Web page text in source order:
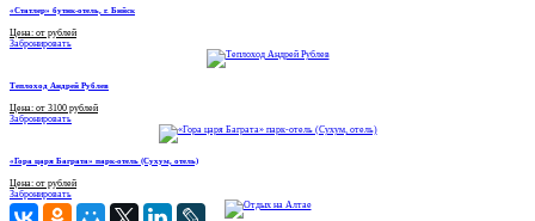
«Статлер» бутик-отель, г. Бийск
Цена: от рублей
Забронировать
Теплоход Андрей Рублев
Цена: от 3100 рублей
Забронировать
«Гора царя Баграта» парк-отель (Сухум, отель)
Цена: от рублей
Забронировать